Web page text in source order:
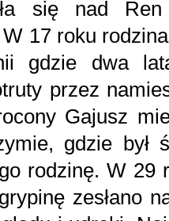
się nad
17 roku
gdzie dwa
przez
Gajusz
gdzie był
rodzinę. W 29
zesłano